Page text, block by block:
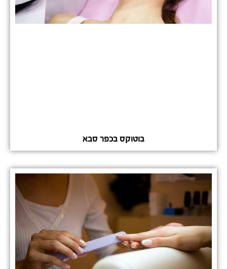
בוטוקס בכפר סבא